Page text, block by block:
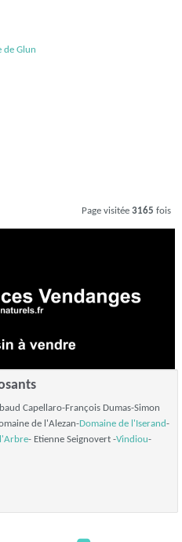
de Glun
Page visitée 3165 fois
Capellaro-François Dumas-Simon
de l'Alezan-Domaine de l'Iserand-
l'Arbre- Etienne Seignovert -Vindiou-